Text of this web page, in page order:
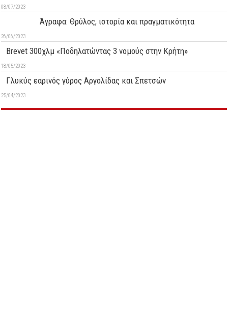
08/07/2023
Άγραφα: Θρύλος, ιστορία και πραγματικότητα
26/06/2023
Brevet 300χλμ «Ποδηλατώντας 3 νομούς στην Κρήτη»
18/05/2023
Γλυκύς εαρινός γύρος Αργολίδας και Σπετσών
25/04/2023